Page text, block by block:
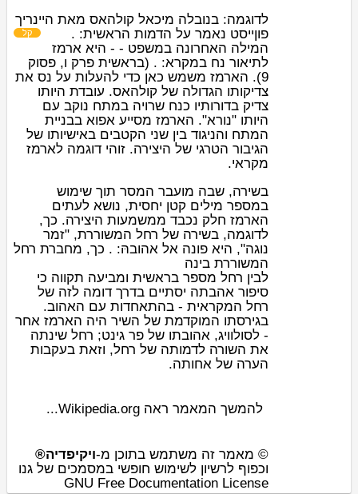
לדוגמה: בנובלה מיכאל קולהאס מאת היינריך
פון
קל ייסט נאמר על הדמות הראשית: .
המילה האחרונה במשפט - - היא ארמז
לתיאור נח במקרא: . (בראשית פרק ו, פסוק
9). הארמז משמש כאן כדי להעלות על נס את
צדיקותו הגדולה של קולהאס. עובדת היותו
צדיק בדורותיו כנח שרויה במתח נוקב עם
היותו "נורא". הארמז מסייע אפוא בבניית
המתח והניגוד בין שני הקטבים באישיותו של
הגיבור הטרגי של היצירה. זוהי דוגמה לארמז
מקראי.
בשירה, שבה מועבר המסר תוך שימוש
במספר מילים קטן יחסית, נושא לעתים
הארמז חלק נכבד ממשמעות היצירה. כך,
לדוגמה, בשירה של רחל המשוררת, "זמר
נוגה", היא פונה אל אהובהּ: . כך, מחברת רחל
המשוררת בינה
לבין רחל מספר בראשית ומביעה תקווה כי
סיפור אהבתה יסתיים בדרך דומה לזה של
רחל המקראית - בהתאחדות עם האהוב.
בגירסתו המוקדמת של השיר היה הארמז אחר
- לסולוויג, אהובתו של פר גינט; רחל שינתה
את השורה לדמותה של רחל, וזאת בעקבות
הערה של אחותה.
להמשך המאמר ראה Wikipedia.org...
© מאמר זה משתמש בתוכן מ-ויקיפדיה®
וכפוף לרשיון לשימוש חופשי במסמכים של גנו
GNU Free Documentation License